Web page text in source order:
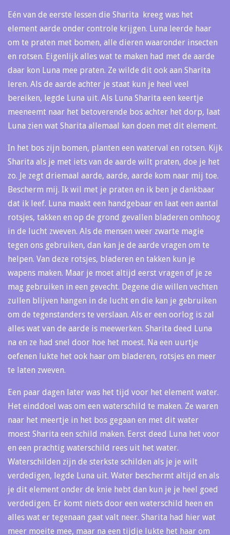
Eén van de eerste lessen die Sharita kreeg was het
element aarde onder controle krijgen. Luna leerde haar
om te praten met bomen, alle dieren waaronder insecten
en rotsen. Eigenlijk alles wat te maken had met de aarde
daar kon Luna mee praten. Ze wilde dit ook aan Sharita
leren. Als de aarde achter je staat kun je heel veel
bereiken, legde Luna uit. Als Luna Sharita een keertje
meeneemt naar het betoverende bos achter het dorp, laat
Luna zien wat Sharita allemaal kan doen met dit element.
In het bos zijn bomen, planten een waterval en rotsen. Kijk
Sharita als je met iets van de aarde wilt praten, doe je het
zo. Je zegt driemaal aarde, aarde, aarde kom naar mij toe.
Bescherm mij. Ik wil met je praten en ik ben je dankbaar
dat ik leef. Luna maakt een handgebaar en laat een aantal
rotsjes, takken en op de grond gevallen bladeren omhoog
in de lucht zweven. Als de mensen weer zwarte magie
tegen ons gebruiken, dan kan je de aarde vragen om te
helpen. Van deze rotsjes, bladeren en takken kun je
wapens maken. Maar je moet altijd eerst vragen of je ze
mag gebruiken in een gevecht. Degene die willen vechten
zullen blijven hangen in de lucht en die kan je gebruiken
om de tegenstanders te verslaan. Als er een oorlog is zal
alles wat van de aarde is meewerken. Sharita deed Luna
na en ze had snel door hoe het moest. Na een uurtje
oefenen lukte het ook haar om bladeren, rotsjes en meer
te laten zweven.
Een paar dagen later was het tijd voor het element water.
Het einddoel was om een waterschild te maken. Ze waren
naar het meertje in het bos gegaan en met dit water
moest Sharita een schild maken. Eerst deed Luna het voor
en een prachtig waterschild rees uit het water.
Waterschilden zijn de sterkste schilden als je je wilt
verdedigen, legde Luna uit. Water beschermt altijd en als
je dit element onder de knie hebt dan kun je je heel goed
verdedigen. Er komt niets door een waterschild heen en
alles wat er tegenaan gaat valt neer. Sharita had hier wat
meer moeite mee, maar na een tijdje lukte het haar om